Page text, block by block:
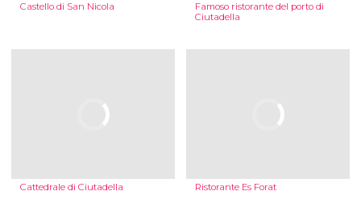
Castello di San Nicola
Famoso ristorante del porto di
Ciutadella
Cattedrale di Ciutadella Ristorante Es Forat